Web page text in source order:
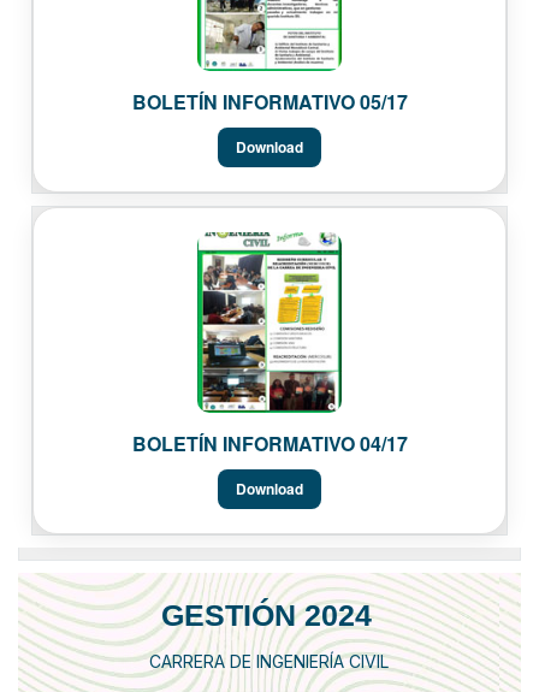
BOLETÍN INFORMATIVO 05/17
Download
BOLETÍN INFORMATIVO 04/17
Download
GESTIÓN 2024
CARRERA DE INGENIERÍA CIVIL